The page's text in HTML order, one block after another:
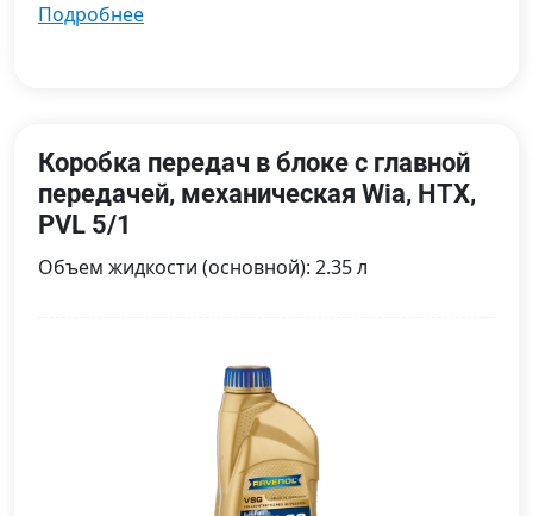
подробнее
Коробка передач в блоке с главной
передачей, механическая Wia, HTX,
PVL 5/1
Объем жидкости (основной): 2.35 л